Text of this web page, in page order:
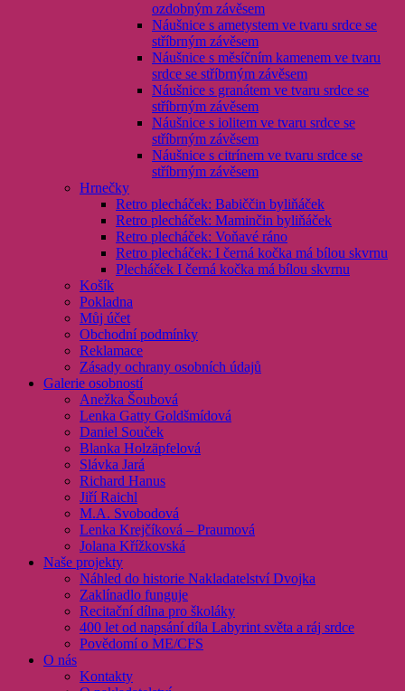
ozdobným závěsem
Náušnice s ametystem ve tvaru srdce se
stříbrným závěsem
Náušnice s měsíčním kamenem ve tvaru
srdce se stříbrným závěsem
Náušnice s granátem ve tvaru srdce se
stříbrným závěsem
Náušnice s iolitem ve tvaru srdce se
stříbrným závěsem
Náušnice s citrínem ve tvaru srdce se
stříbrným závěsem
Hrnečky
Retro plecháček: Babiččin byliňáček
Retro plecháček: Maminčin byliňáček
Retro plecháček: Voňavé ráno
Retro plecháček: I černá kočka má bílou skvrnu
Plecháček I černá kočka má bílou skvrnu
Košík
Pokladna
Můj účet
Obchodní podmínky
Reklamace
Zásady ochrany osobních údajů
Galerie osobností
Anežka Šoubová
Lenka Gatty Goldšmídová
Daniel Souček
Blanka Holzäpfelová
Slávka Jará
Richard Hanus
Jiří Raichl
M.A. Svobodová
Lenka Krejčíková – Praumová
Jolana Křížkovská
Naše projekty
Náhled do historie Nakladatelství Dvojka
Zaklínadlo funguje
Recitační dílna pro školáky
400 let od napsání díla Labyrint světa a ráj srdce
Povědomí o ME/CFS
O nás
Kontakty